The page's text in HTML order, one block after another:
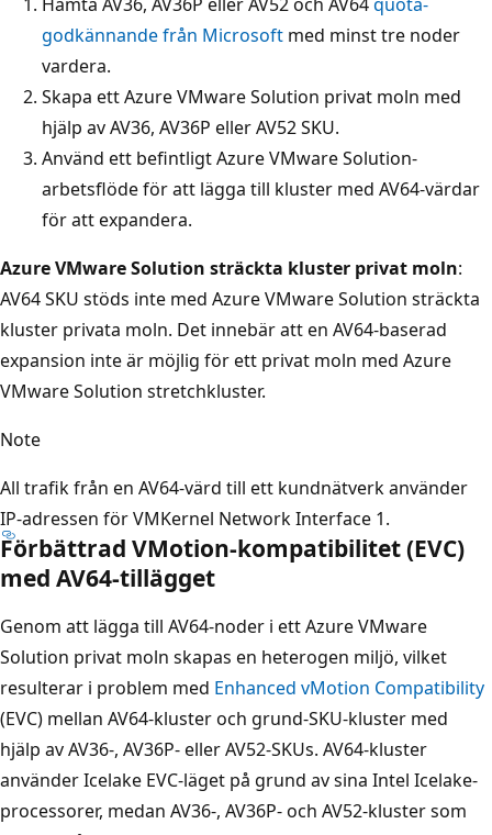
godkännande från Microsoft med minst tre noder
vardera.
Skapa ett Azure VMware Solution privat moln med
hjälp av AV36, AV36P eller AV52 SKU.
Använd ett befintligt Azure VMware Solution-
arbetsflöde för att lägga till kluster med AV64-värdar
för att expandera.
Azure VMware Solution sträckta kluster privat moln:
AV64 SKU stöds inte med Azure VMware Solution sträckta
kluster privata moln. Det innebär att en AV64-baserad
expansion inte är möjlig för ett privat moln med Azure
VMware Solution stretchkluster.
Note
All trafik från en AV64-värd till ett kundnätverk använder
IP-adressen för VMKernel Network Interface 1.
Förbättrad VMotion-kompatibilitet (EVC)
med AV64-tillägget
Genom att lägga till AV64-noder i ett Azure VMware
Solution privat moln skapas en heterogen miljö, vilket
resulterar i problem med Enhanced vMotion Compatibility
(EVC) mellan AV64-kluster och grund-SKU-kluster med
hjälp av AV36-, AV36P- eller AV52-SKUs. AV64-kluster
använder Icelake EVC-läget på grund av sina Intel Icelake-
processorer, medan AV36-, AV36P- och AV52-kluster som